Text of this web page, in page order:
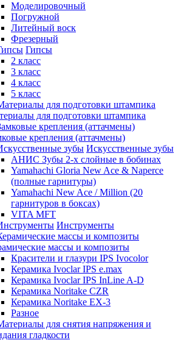
Моделировочный
Погружной
Литейный воск
Фрезерный
Гипсы
2 класс
3 класс
4 класс
5 класс
для подготовки штампика
крепления (аттачмены)
Искусственные зубы
АНИС Зубы 2-х слойные в бобинах
Yamahachi Gloria New Ace & Naperce
(полные гарнитуры)
Yamahachi New Ace / Million (20
гарнитуров в боксах)
VITA MFT
Инструменты
массы и композиты
Красители и глазури IPS Ivocolor
Керамика Ivoclar IPS e.max
Керамика Ivoclar IPS InLine A-D
Керамика Noritake CZR
Керамика Noritake EX-3
Разное